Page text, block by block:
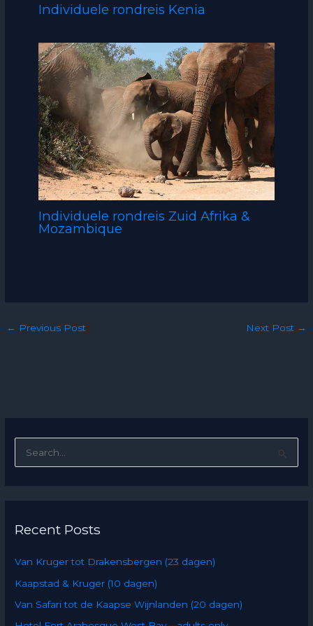
Individuele rondreis Kenia
Individuele rondreis Zuid Afrika &
Mozambique
← Previous Post Next Post →
c
o
r
Recent Posts
Van Kruger tot Drakensbergen (23 dagen)
Kaapstad & Kruger (10 dagen)
Van Safari tot de Kaapse Wijnlanden (20 dagen)